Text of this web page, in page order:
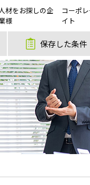
材をお探しの企
様
コーポ
イト
保存した条件